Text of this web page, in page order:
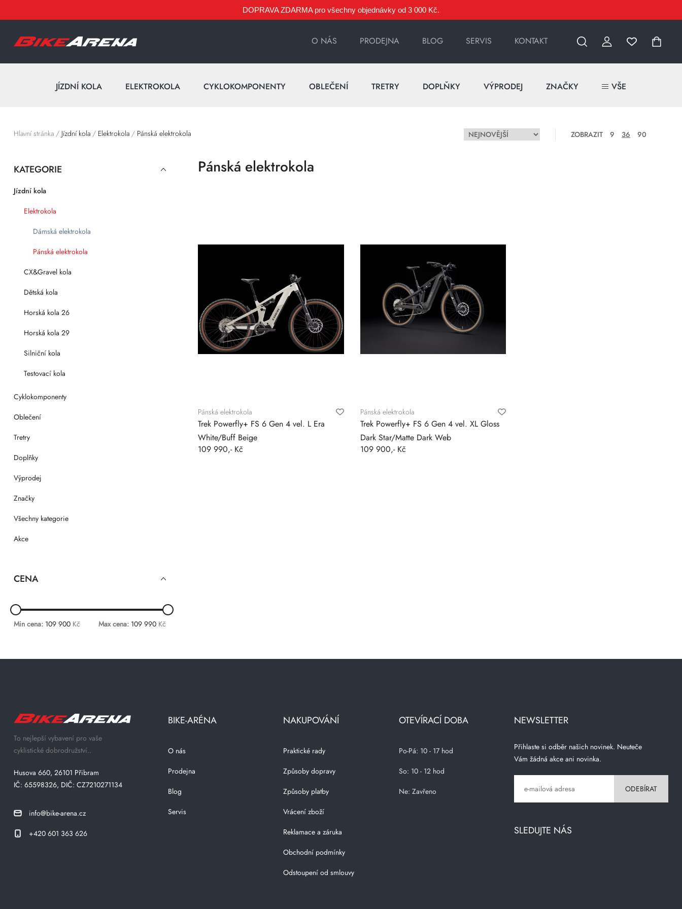
DOPRAVA ZDARMA pro všechny objednávky od 3 000 Kč.
O NÁS PRODEJNA BLOG SERVIS KONTAKT
JÍZDNÍ KOLA ELEKTROKOLA CYKLOKOMPONENTY OBLEČENÍ TRETRY DOPLŇKY VÝPRODEJ ZNAČKY VŠE
Hlavní stránka/ Jízdní kola/ Elektrokola/ Pánská elektrokola ZOBRAZIT 9 36 90
KATEGORIE
Jízdní kola
Elektrokola
Dámská elektrokola
Pánská elektrokola
CX&Gravel kola
Dětská kola
Horská kola 26
Horská kola 29
Silniční kola
Testovací kola
Cyklokomponenty
Oblečení
Tretry
Doplňky
Výprodej
Značky
Všechny kategorie
Akce
CENA
Min cena: 109 900Kč Max cena: 109 990Kč
Pánská elektrokola
Pánská elektrokola
Trek Powerfly+ FS 6 Gen 4 vel. L Era
White/Buff Beige
109 990,- Kč
Pánská elektrokola
Trek Powerfly+ FS 6 Gen 4 vel. XL Gloss
Dark Star/Matte Dark Web
109 900,- Kč
To nejlepší vybavení pro vaše
cyklistické dobrodružství..
Husova 660, 26101 Přibram
IČ: 65598326, DIČ: CZ7210271134
info@bike-arena.cz
+420 601 363 626
BIKE-ARÉNA
O nás
Prodejna
Blog
Servis
NAKUPOVÁNÍ
Praktické rady
Způsoby dopravy
Způsoby platby
Vrácení zboží
Reklamace a záruka
Obchodní podmínky
Odstoupení od smlouvy
OTEVÍRACÍ DOBA
Po-Pá: 10 - 17 hod
So: 10 - 12 hod
Ne: Zavřeno
NEWSLETTER
Přihlaste si odběr našich novinek. Neuteče
Vám žádná akce ani novinka.
SLEDUJTE NÁS